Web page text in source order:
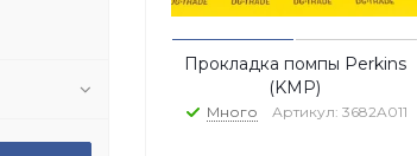
Прокладка помпы Perkins
(KMP)
Много Артикул: 3682A011